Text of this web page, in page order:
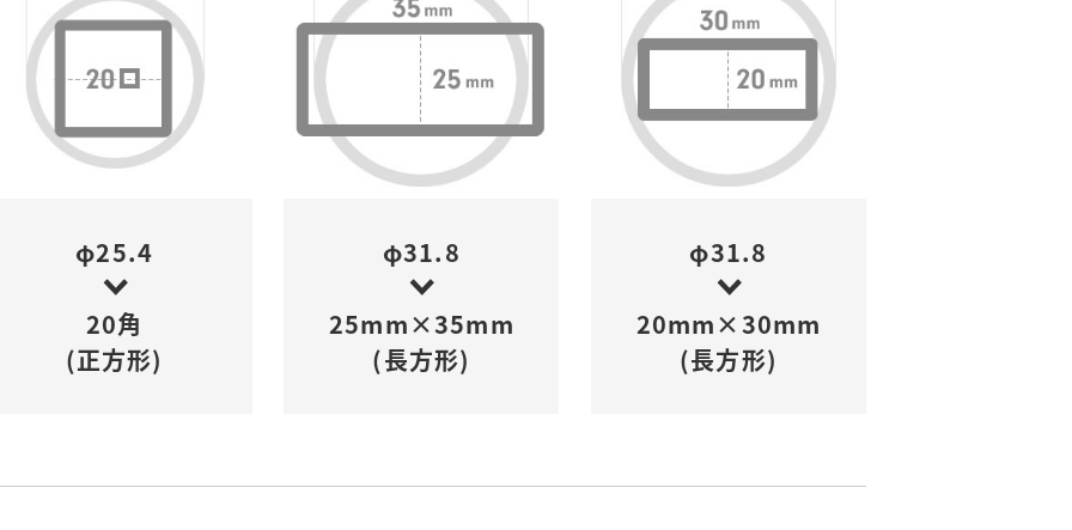
φ25.4
20角
(正方形)
φ31.8
25mm×35mm
(長方形)
φ31.8
20mm×30mm
(長方形)